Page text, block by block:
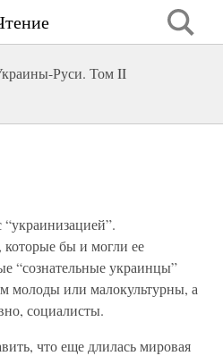
Руси. Том II
бы и могли ее
“сознательные украинцы”
молоды или малокультурны, а
социалисты.
что еще длилась мировая